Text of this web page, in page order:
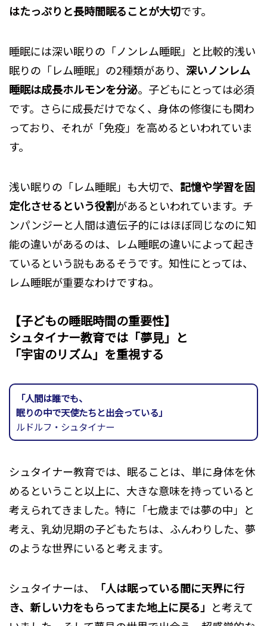
はたっぷりと長時間眠ることが大切です。
睡眠には深い眠りの「ノンレム睡眠」と比較的浅い
眠りの「レム睡眠」の2種類があり、 深いノンレム
睡眠は成長ホルモンを分泌。子どもにとっては必須
です。さらに成長だけでなく、身体の修復にも関わ
っており、それが「免疫」を高めるといわれていま
す。
浅い眠りの「レム睡眠」も大切で、 記憶や学習を固
定化させるという役割があるといわれています。チ
ンパンジーと人間は遺伝子的にはほぼ同じなのに知
能の違いがあるのは、レム睡眠の違いによって起き
ているという説もあるそうです。知性にとっては、
レム睡眠が重要なわけですね。
【子どもの睡眠時間の重要性】
シュタイナー教育では「夢見」と
「宇宙のリズム」を重視する
「人間は誰でも、
眠りの中で天使たちと出会っている」
ルドルフ・シュタイナー
シュタイナー教育では、眠ることは、単に身体を休
めるということ以上に、大きな意味を持っていると
考えられてきました。特に「七歳までは夢の中」と
考え、乳幼児期の子どもたちは、ふんわりした、夢
のような世界にいると考えます。
シュタイナーは、
「人は眠っている間に天界に行
き、新しい力をもらってまた地上に戻る」 と考えて